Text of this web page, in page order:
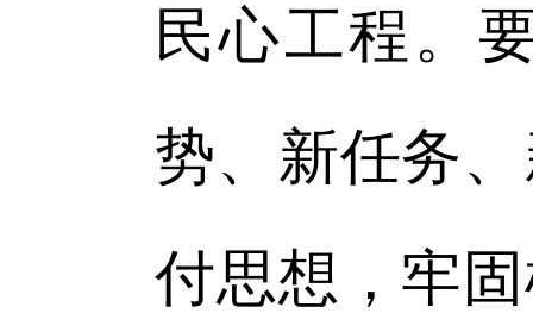
民心工程。
势、新任务
付思想，牢